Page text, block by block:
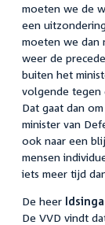
moeten we de
een
moeten we dan
weer de
buiten het
volgende tegen
Dat gaat dan
minister van
ook naar een
mensen
iets meer tijd
De heer Idsinga
De VVD vindt